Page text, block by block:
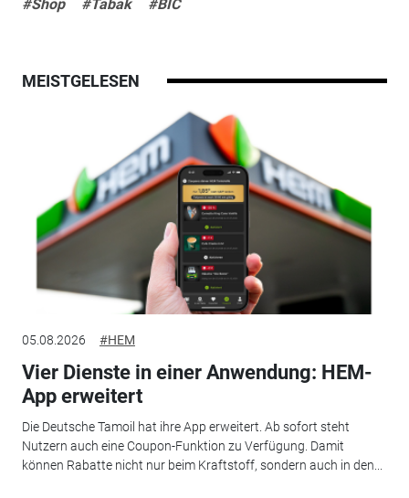
#Shop #Tabak #BIC
MEISTGELESEN
05.08.2026 #HEM
Vier Dienste in einer Anwendung: HEM-
App erweitert
Die Deutsche Tamoil hat ihre App erweitert. Ab sofort steht
Nutzern auch eine Coupon-Funktion zu Verfügung. Damit
können Rabatte nicht nur beim Kraftstoff, sondern auch in den...